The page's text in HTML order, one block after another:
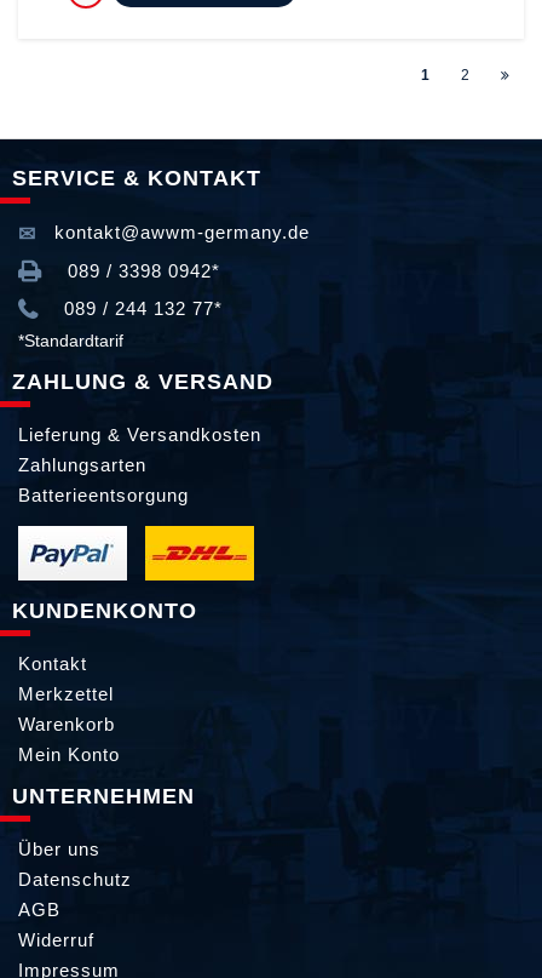
1 2
SERVICE & KONTAKT
kontakt@awwm-germany.de
089 / 3398 0942*
089 / 244 132 77*
*Standardtarif
ZAHLUNG & VERSAND
Lieferung & Versandkosten
Zahlungsarten
Batterieentsorgung
KUNDENKONTO
Kontakt
Merkzettel
Warenkorb
Mein Konto
UNTERNEHMEN
Über uns
Datenschutz
AGB
Widerruf
Impressum